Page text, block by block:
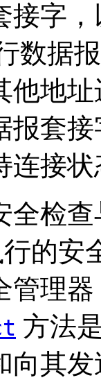
接字
数据
他地
报套
连接状
全检
的安
管理
方法
向其